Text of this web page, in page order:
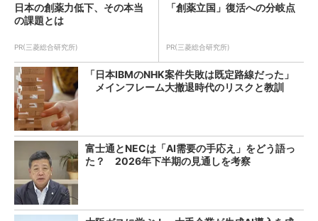
日本の創薬力低下、その本当
の課題とは
PR(三菱総合研究所)
「創薬立国」復活への分岐点
PR(三菱総合研究所)
「日本IBMのNHK案件失敗は既定路線だった」
メインフレーム大撤退時代のリスクと教訓
富士通とNECは「AI需要の手応え」をどう語っ
た？ 2026年下半期の見通しを考察